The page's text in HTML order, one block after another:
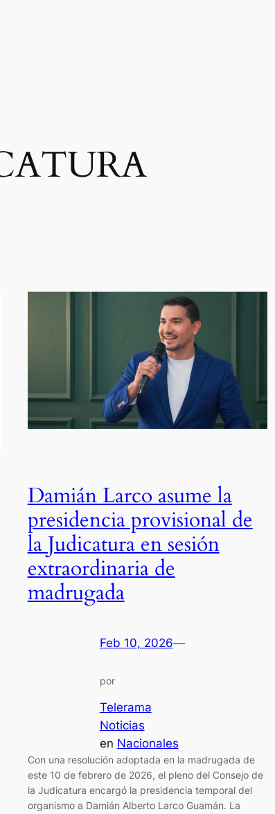
Damián Larco asume la
presidencia provisional de
la Judicatura en sesión
extraordinaria de
madrugada
Feb 10, 2026—
por
Telerama
Noticias
en Nacionales
Con una resolución adoptada en la madrugada de
este 10 de febrero de 2026, el pleno del Consejo de
la Judicatura encargó la presidencia temporal del
organismo a Damián Alberto Larco Guamán. La